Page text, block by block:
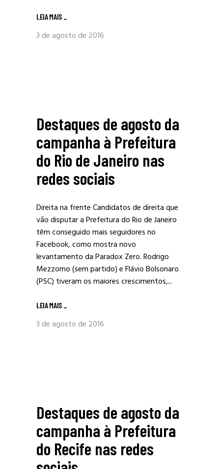
LEIA MAIS _
3 de agosto de 2016
Destaques de agosto da
campanha à Prefeitura
do Rio de Janeiro nas
redes sociais
Direita na frente Candidatos de direita que
vão disputar a Prefeitura do Rio de Janeiro
têm conseguido mais seguidores no
Facebook, como mostra novo
levantamento da Paradox Zero. Rodrigo
Mezzomo (sem partido) e Flávio Bolsonaro
(PSC) tiveram os maiores crescimentos,...
LEIA MAIS _
3 de agosto de 2016
Destaques de agosto da
campanha à Prefeitura
do Recife nas redes